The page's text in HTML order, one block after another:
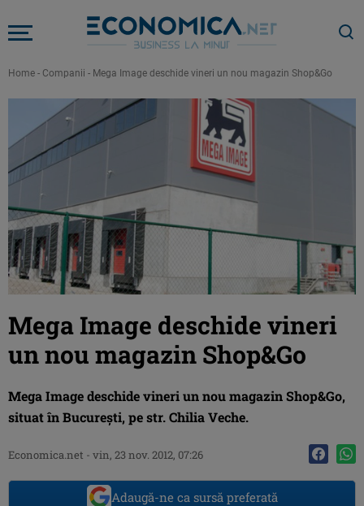
Home - Companii - Mega Image deschide vineri un nou magazin Shop&Go
Mega Image deschide vineri
un nou magazin Shop&Go
Mega Image deschide vineri un nou magazin Shop&Go,
situat în Bucureşti, pe str. Chilia Veche.
Economica.net - vin, 23 nov. 2012, 07:26
Adaugă-ne ca sursă preferată